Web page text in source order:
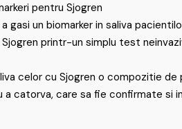
pentru Sjogren
un biomarker in saliva
printr-un simplu test
celor cu Sjogren o compozitie
catorva, care sa fie confirmate si